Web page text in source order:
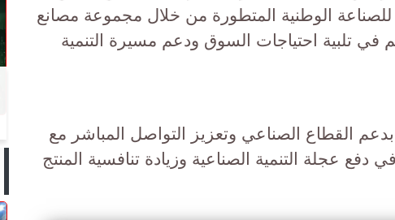
الوطنية المتطورة من خلال مجموعة مصانع
تلبية احتياجات السوق ودعم مسيرة التنمية
بدعم القطاع الصناعي وتعزيز التواصل المباشر مع
دفع عجلة التنمية الصناعية وزيادة تنافسية المنتج